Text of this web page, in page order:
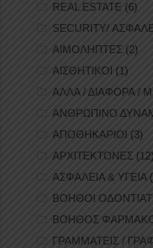
REAL ESTATE (6)
SECURITY/
ΑΙΜΟΛΗΠΤΕΣ (2)
ΑΙΣΘΗΤΙΚΟΙ (1)
ΑΛΛΑ / ΔΙΑΦΟΡΑ /
ΑΝΘΡΩΠΙΝΟ
ΑΠΟΘΗΚΑΡΙΟΙ (3)
ΑΡΧΙΤΕΚΤΟΝΕΣ (12)
ΑΣΦΑΛΕΙΑ & ΥΓΕΙΑ
ΒΟΗΘΟΙ
ΒΟΗΘΟΣ
ΓΡΑΜΜΑΤΕΙΣ /